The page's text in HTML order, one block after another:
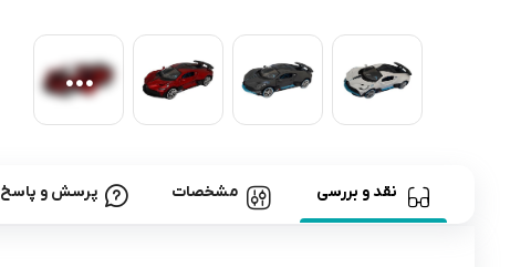
نقد و بررسی مشخصات پرسش و پاسخ